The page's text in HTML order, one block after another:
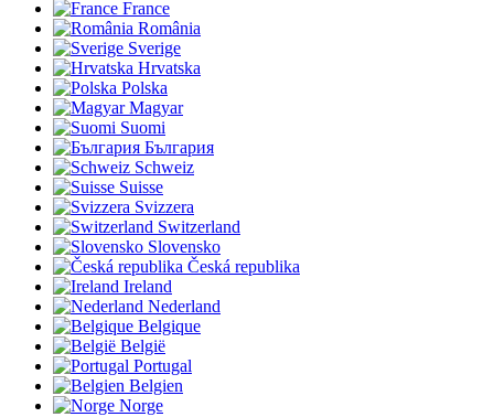
France
România
Sverige
Hrvatska
Polska
Magyar
Suomi
България
Schweiz
Suisse
Svizzera
Switzerland
Slovensko
Česká republika
Ireland
Nederland
Belgique
België
Portugal
Belgien
Norge